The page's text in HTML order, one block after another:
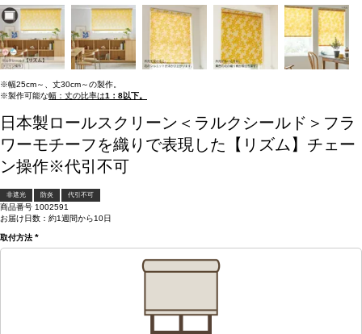
※幅25cm～、丈30cm～の製作。
※製作可能な幅：丈の比率は1：8以下。
日本製ロールスクリーン＜ラルクシールド＞フラ
ワーモチーフを織りで表現した【リズム】チェー
ン操作※代引不可
非遮光 防炎 代引不可
商品番号 1002591
お届け日数：約1週間から10日
取付方法
(必